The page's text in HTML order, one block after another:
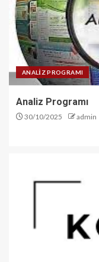
ANALİZ PROGRAMI
Analiz Programı
30/10/2025 admin